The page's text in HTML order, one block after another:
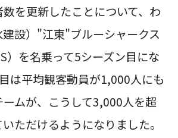
を更新したことについて、わ
設）"江東"ブルーシャークス
）を名乗って5シーズン目にな
は平均観客動員が1,000人にも
ムが、こうして3,000人を超
ただけるようになりました。